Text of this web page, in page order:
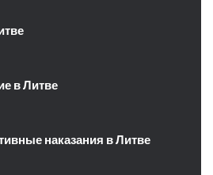
в Литве
наказания в Литве